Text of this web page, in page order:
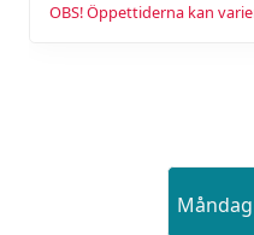
OBS! Öppettiderna kan
Måndag